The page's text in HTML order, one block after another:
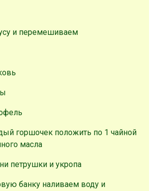
и перемешиваем
горшочек положить по 1 чайной
масла
петрушки и укропа
банку наливаем воду и